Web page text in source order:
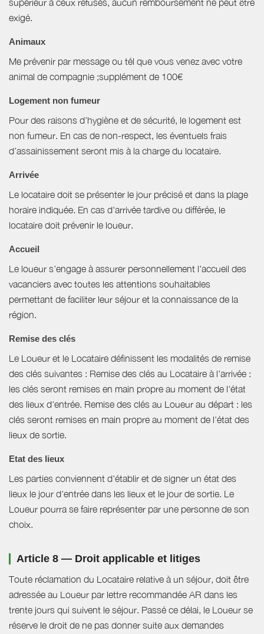
supérieur à ceux refusés, aucun remboursement ne peut être
exigé.
Animaux
Me prévenir par message ou tél que vous venez avec votre
animal de compagnie ;supplément de 100€
Logement non fumeur
Pour des raisons d’hygiène et de sécurité, le logement est
non fumeur. En cas de non-respect, les éventuels frais
d’assainissement seront mis à la charge du locataire.
Arrivée
Le locataire doit se présenter le jour précisé et dans la plage
horaire indiquée. En cas d'arrivée tardive ou différée, le
locataire doit prévenir le loueur.
Accueil
Le loueur s'engage à assurer personnellement l'accueil des
vacanciers avec toutes les attentions souhaitables
permettant de faciliter leur séjour et la connaissance de la
région.
Remise des clés
Le Loueur et le Locataire définissent les modalités de remise
des clés suivantes : Remise des clés au Locataire à l'arrivée :
les clés seront remises en main propre au moment de l'état
des lieux d'entrée. Remise des clés au Loueur au départ : les
clés seront remises en main propre au moment de l'état des
lieux de sortie.
Etat des lieux
Les parties conviennent d'établir et de signer un état des
lieux le jour d'entrée dans les lieux et le jour de sortie. Le
Loueur pourra se faire représenter par une personne de son
choix.
Article 8 — Droit applicable et litiges
Toute réclamation du Locataire relative à un séjour, doit être
adressée au Loueur par lettre recommandée AR dans les
trente jours qui suivent le séjour. Passé ce délai, le Loueur se
réserve le droit de ne pas donner suite aux demandes